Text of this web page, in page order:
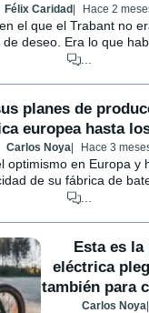
Félix Caridad Hace 2
el que el Trabant no
deseo. Era lo que
...
planes de
europea hasta
Carlos Noya Hace 3
optimismo en Europa y
de su fábrica de
...
Esta es
eléctrica
también para
Carlos Noya